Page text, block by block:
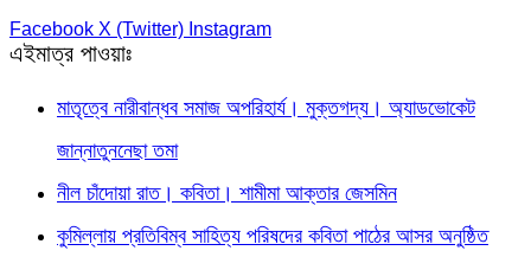
Facebook X (Twitter) Instagram
এইমাত্র পাওয়াঃ
মাতৃত্বে নারীবান্ধব সমাজ অপরিহার্য। মুক্তগদ্য। অ্যাডভোকেট
জান্নাতুননেছা তমা
নীল চাঁদোয়া রাত। কবিতা। শামীমা আক্তার জেসমিন
কুমিল্লায় প্রতিবিম্ব সাহিত্য পরিষদের কবিতা পাঠের আসর অনুষ্ঠিত